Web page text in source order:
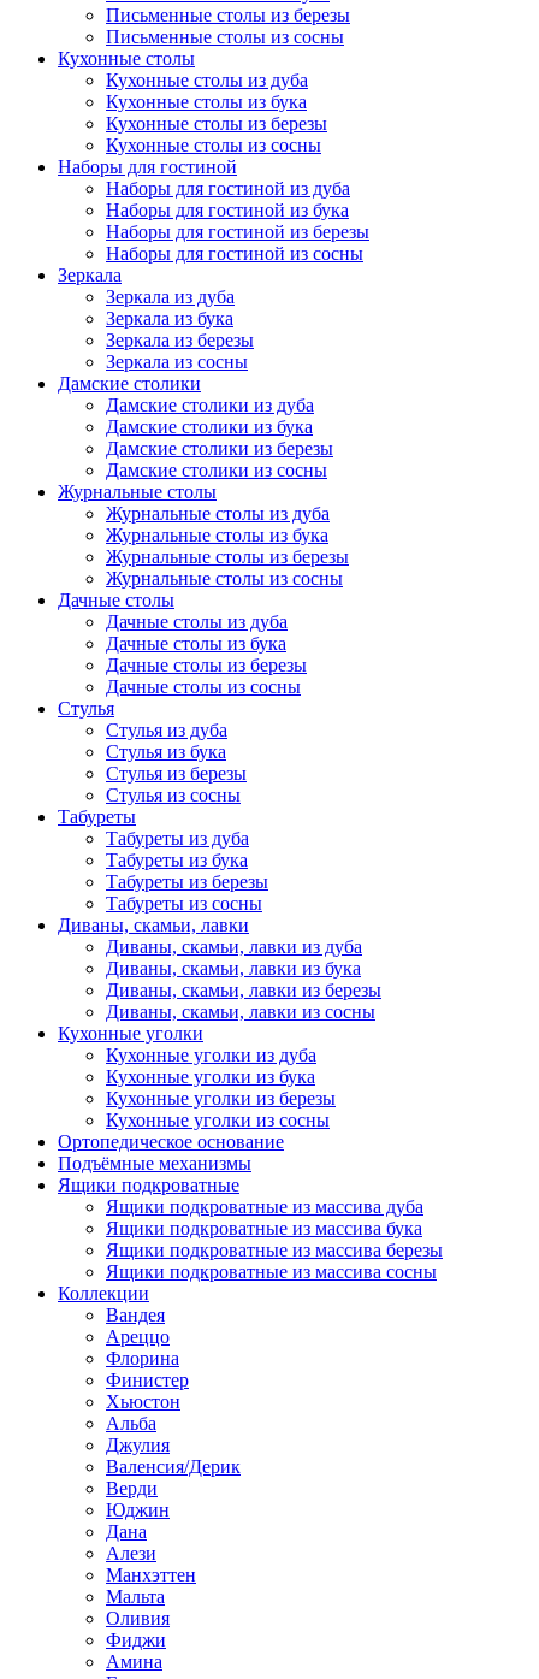
Письменные столы из березы
Письменные столы из сосны
Кухонные столы
Кухонные столы из дуба
Кухонные столы из бука
Кухонные столы из березы
Кухонные столы из сосны
Наборы для гостиной
Наборы для гостиной из дуба
Наборы для гостиной из бука
Наборы для гостиной из березы
Наборы для гостиной из сосны
Зеркала
Зеркала из дуба
Зеркала из бука
Зеркала из березы
Зеркала из сосны
Дамские столики
Дамские столики из дуба
Дамские столики из бука
Дамские столики из березы
Дамские столики из сосны
Журнальные столы
Журнальные столы из дуба
Журнальные столы из бука
Журнальные столы из березы
Журнальные столы из сосны
Дачные столы
Дачные столы из дуба
Дачные столы из бука
Дачные столы из березы
Дачные столы из сосны
Стулья
Стулья из дуба
Стулья из бука
Стулья из березы
Стулья из сосны
Табуреты
Табуреты из дуба
Табуреты из бука
Табуреты из березы
Табуреты из сосны
Диваны, скамьи, лавки
Диваны, скамьи, лавки из дуба
Диваны, скамьи, лавки из бука
Диваны, скамьи, лавки из березы
Диваны, скамьи, лавки из сосны
Кухонные уголки
Кухонные уголки из дуба
Кухонные уголки из бука
Кухонные уголки из березы
Кухонные уголки из сосны
Ортопедическое основание
Подъёмные механизмы
Ящики подкроватные
Ящики подкроватные из массива дуба
Ящики подкроватные из массива бука
Ящики подкроватные из массива березы
Ящики подкроватные из массива сосны
Коллекции
Вандея
Ареццо
Флорина
Финистер
Хьюстон
Альба
Джулия
Валенсия/Дерик
Верди
Юджин
Дана
Алези
Манхэттен
Мальта
Оливия
Фиджи
Амина